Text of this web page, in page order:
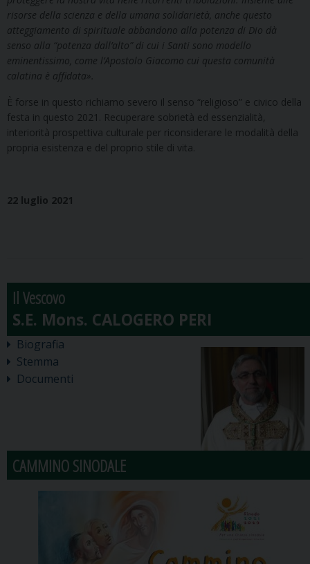
risorse della scienza e della umana solidarietà, anche questo
atteggiamento di spirituale abbandono alla potenza di Dio dà
senso alla “potenza dall’alto” di cui i Santi sono modello
eminentissimo, come l’Apostolo Giacomo cui questa comunità
calatina è affidata».
È forse in questo richiamo severo il senso “religioso” e civico della
festa in questo 2021. Recuperare sobrietà ed essenzialità,
interiorità prospettiva culturale per riconsiderare le modalità della
propria esistenza e del proprio stile di vita.
22 luglio 2021
Il Vescovo
Biografia
Stemma
Documenti
CAMMINO SINODALE